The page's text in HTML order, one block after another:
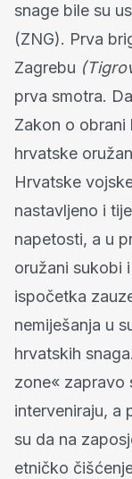
snage bile su
(ZNG). Prva
Zagrebu
prva smotra.
Zakon o obrani
hrvatske
Hrvatske
nastavljeno i
napetosti, a u
oružani sukobi
ispočetka
nemiješanja u
hrvatskih
zone« zapravo
interveniraju, a
su da na
etničko